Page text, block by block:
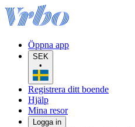
Öppna app
SEK
•
Registrera ditt boende
Hjälp
Mina resor
Logga in